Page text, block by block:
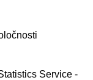
Service -